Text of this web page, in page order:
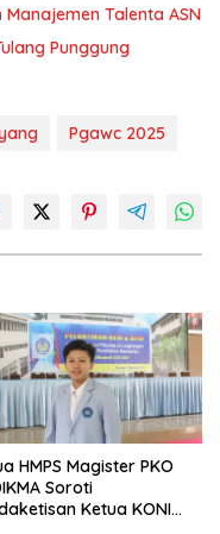
Talenta ASN
Punggung
Pgawc 2025
HMPS Magister PKO
Soroti
Ketua KONI